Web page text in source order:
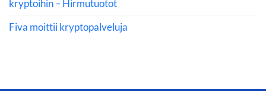
kryptoihin – Hirmutuotot
Fiva moittii kryptopalveluja